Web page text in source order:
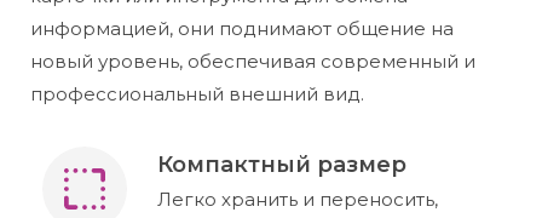
информацией, они поднимают общение на
новый уровень, обеспечивая современный и
профессиональный внешний вид.
Компактный размер
Легко хранить и переносить,